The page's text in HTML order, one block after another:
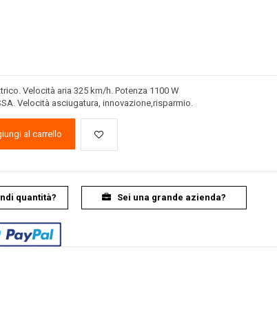
Velocità aria 325 km/h. Potenza 1100 W
Velocità asciugatura, innovazione,risparmio.
al carrello
quantità? Sei una grande azienda?